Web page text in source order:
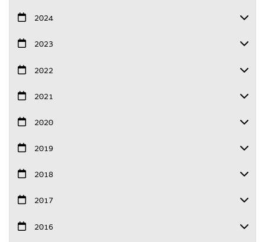
2024
2023
2022
2021
2020
2019
2018
2017
2016